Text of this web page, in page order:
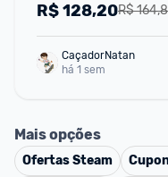
R$
R$128,20
CaçadorNatan
há 1 sem
Mais opções
OfertasSteam